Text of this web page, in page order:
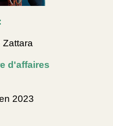
Zattara
d'affaires
2023